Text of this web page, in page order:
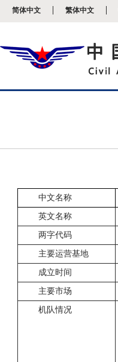
简体中文 繁体中文
中文名称
英文名称
两字代码
主要运营基地
成立时间
主要市场
机队情况
开
说